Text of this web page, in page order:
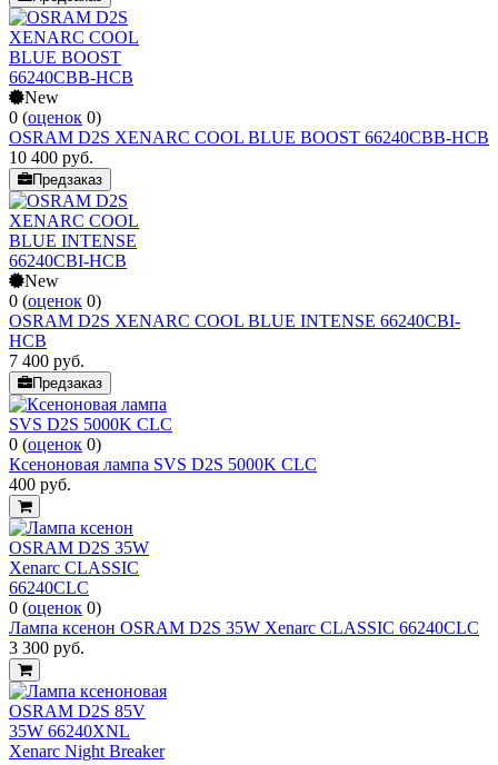
New
0 (оценок 0)
OSRAM D2S XENARC COOL BLUE BOOST 66240CBB-HCB
10 400 руб.
Предзаказ
New
0 (оценок 0)
OSRAM D2S XENARC COOL BLUE INTENSE 66240CBI-
HCB
7 400 руб.
Предзаказ
0 (оценок 0)
Ксеноновая лампа SVS D2S 5000K CLC
400 руб.
0 (оценок 0)
Лампа ксенон OSRAM D2S 35W Xenarc CLASSIC 66240CLC
3 300 руб.